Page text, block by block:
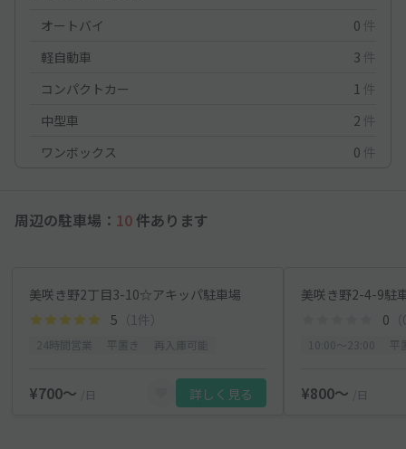
オートバイ
0 件
軽自動車
3 件
コンパクトカー
1 件
中型車
2 件
ワンボックス
0 件
周辺の駐車場： 10 件あります
美咲き野2丁目3-10☆アキッパ駐車場
5 （1件）
¥700〜 /日 詳しく見る
美咲き野2-4-9駐
0
¥800〜 /日